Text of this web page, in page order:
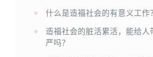
什么是造福社会的有意义工作
造福社会的脏活累活，能给人
严吗？